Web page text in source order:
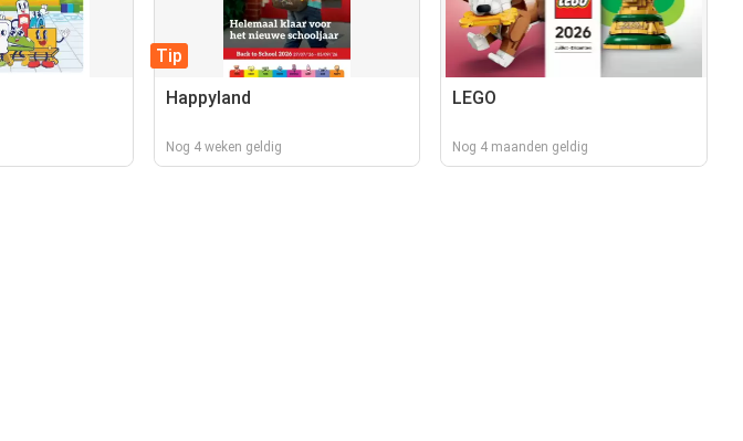
Tip
Happyland
Nog 4 weken geldig
LEGO
Nog 4 maanden geldig